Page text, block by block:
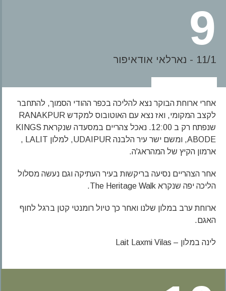
9
11/1 - נארלאי אודאיפור
אחרי ארוחת הבוקר נצא להליכה בכפר ההודי הסמוך, להתחבר
לקצב המקומי, ואז נצא עם האוטובוס למקדש RANAKPUR
שנפתח רק ב 12:00. נאכל צהריים במסעדה שנקראת KINGS
ABODE, ומשם ישר עיר הלבנה UDAIPUR, למלון LALIT ,
ארמון הקיץ של המהראג'ה.
אחר הצהריים נסיעה בריקשות בעיר העתיקה וגם נעשה מסלול
הליכה יפה שנקרא The Heritage Walk.
ארוחת ערב במלון שלנו ואחר כך טיול רומנטי קטן ברגל לחוף
האגם.
לינה במלון – Lait Laxmi Vilas